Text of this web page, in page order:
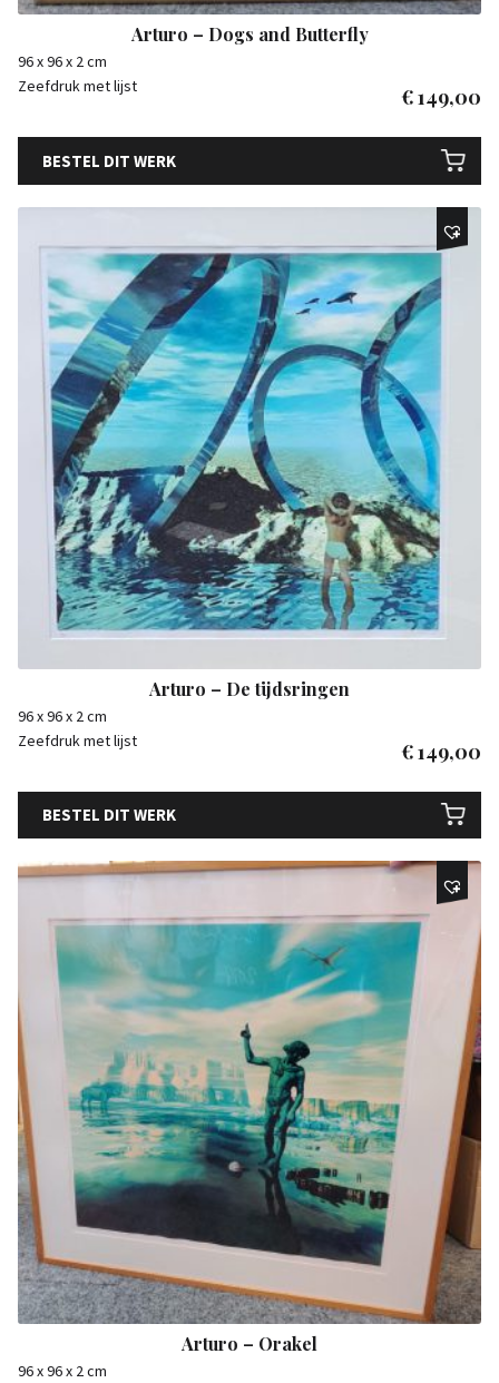
Arturo – Dogs and Butterfly
96 x 96 x 2 cm
Zeefdruk met lijst
€149,00
BESTEL DIT WERK
Arturo – De tijdsringen
96 x 96 x 2 cm
Zeefdruk met lijst
€149,00
BESTEL DIT WERK
Arturo – Orakel
96 x 96 x 2 cm